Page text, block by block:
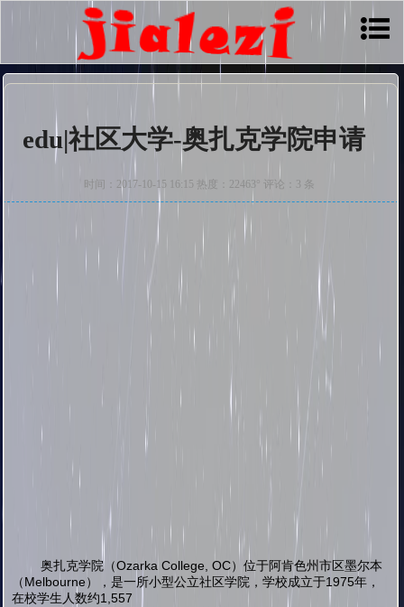
edu|社区大学-奥扎克学院申请
时间：2017-10-15 16:15 热度：22463° 评论：3 条
奥扎克学院（Ozarka College, OC）位于阿肯色州市区墨尔本
（Melbourne），是一所小型公立社区学院，学校成立于1975年，
在校学生人数约1,557